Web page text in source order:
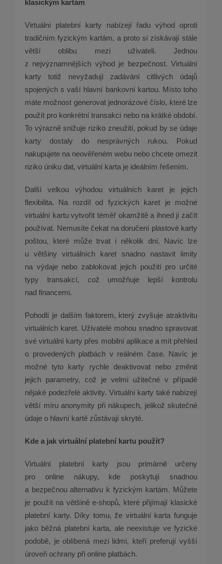
klasickým kartám
Virtuální platební karty nabízejí řadu výhod oproti
tradičním fyzickým kartám, a proto si získávají stále
větší oblibu mezi uživateli. Jednou
z nejvýznamnějších výhod je bezpečnost. Virtuální
karty totiž nevyžadují zadávání citlivých údajů
spojených s vaší hlavní bankovní kartou. Místo toho
máte možnost generovat jednorázové číslo, které lze
použít pro konkrétní transakci nebo na krátké období.
To výrazně snižuje riziko zneužití, pokud by se údaje
karty dostaly do nesprávných rukou. Pokud
nakupujete na neověřeném webu nebo chcete omezit
riziko úniku dat, virtuální karta je ideálním řešením.
Další velkou výhodou virtuálních karet je jejich
flexibilita. Na rozdíl od fyzických karet je možné
virtuální kartu vytvořit téměř okamžitě a ihned ji začít
používat. Nemusíte čekat na doručení plastové karty
poštou, které může trvat i několik dní. Navíc lze
u většiny virtuálních karet snadno nastavit limity
na výdaje nebo zablokovat jejich použití pro určité
typy transakcí, což umožňuje lepší kontrolu
nad financemi.
Pohodlí je dalším faktorem, který zvyšuje atraktivitu
virtuálních karet. Uživatelé mohou snadno spravovat
své virtuální karty přes mobilní aplikace a mít přehled
o provedených platbách v reálném čase. Navíc je
možné tyto karty rychle deaktivovat nebo změnit
jejich parametry, což je velmi užitečné v případě
nějaké podezřelé aktivity. Virtuální karty také nabízejí
větší míru anonymity při nákupech, jelikož skutečné
údaje o hlavní kartě zůstávají skryté.
Kde a jak virtuální platební kartu použít?
Virtuální platební karty jsou primárně určeny
pro online nákupy, kde poskytují snadnou
a bezpečnou alternativu k fyzickým kartám. Můžete
je použít na většině e-shopů, které přijímají klasické
platební karty. Díky tomu, že virtuální karta funguje
jako běžná platební karta, ale neexistuje ve fyzické
podobě, je oblíbená mezi lidmi, kteří preferují vyšší
úroveň ochrany při online platbách.